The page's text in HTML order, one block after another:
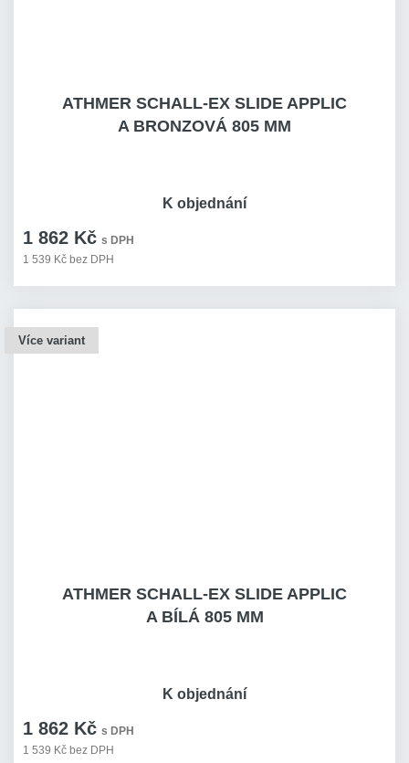
ATHMER SCHALL-EX SLIDE APPLIC
A BRONZOVÁ 805 MM
1 862 Kč s DPH
1 539 Kč bez DPH
K objednání
Více variant
ATHMER SCHALL-EX SLIDE APPLIC
A BÍLÁ 805 MM
1 862 Kč s DPH
1 539 Kč bez DPH
K objednání